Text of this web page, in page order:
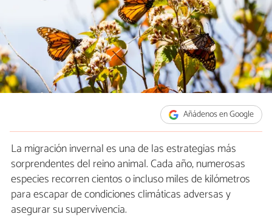
Añádenos en Google
La migración invernal es una de las estrategias más
sorprendentes del reino animal. Cada año, numerosas
especies recorren cientos o incluso miles de kilómetros
para escapar de condiciones climáticas adversas y
asegurar su supervivencia.